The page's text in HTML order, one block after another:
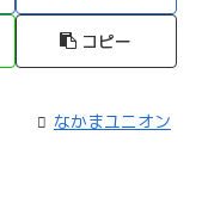
コピー
なかまユニオン